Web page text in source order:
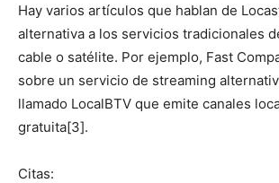
Hay varios artículos que hablan de
alternativa a los servicios tradicionales
cable o satélite. Por ejemplo, Fast
sobre un servicio de streaming
llamado LocalBTV que emite canales
gratuita[3].
Citas: